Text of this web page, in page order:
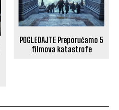
POGLEDAJTE Preporučamo 5
filmova katastrofe